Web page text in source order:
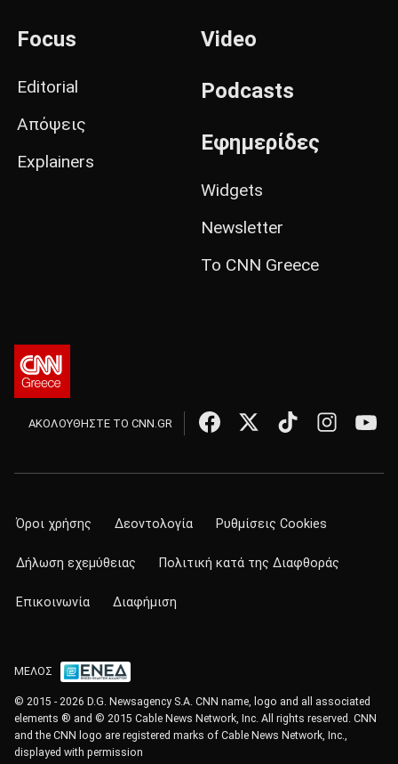
Focus
Editorial
Απόψεις
Explainers
Video
Podcasts
Εφημερίδες
Widgets
Newsletter
Το CNN Greece
ΑΚΟΛΟΥΘΗΣΤΕ ΤΟ CNN.GR
Όροι χρήσης Δεοντολογία Ρυθμίσεις Cookies
Δήλωση εχεμύθειας Πολιτική κατά της Διαφθοράς
Επικοινωνία Διαφήμιση
ΜΕΛΟΣ
© 2015 - 2026 D.G. Newsagency S.A. CNN name, logo and all associated
elements ® and © 2015 Cable News Network, Inc. All rights reserved. CNN
and the CNN logo are registered marks of Cable News Network, Inc.,
displayed with permission